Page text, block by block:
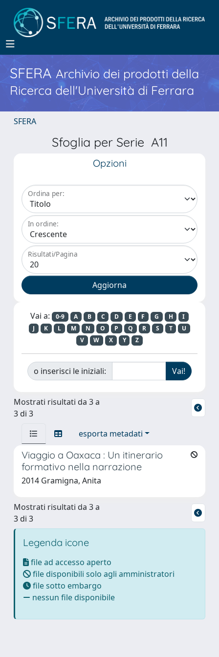
SFERA Archivio dei prodotti della
Ricerca dell'Università di Ferrara
SFERA
Sfoglia per Serie A11
Opzioni
Ordina per:
In ordine:
Risultati/Pagina
Vai a: 0-9 A B C D E F G H
I
J
K L M N O P Q R S T
U
V
W X Y Z
o inserisci le iniziali:
Mostrati risultati da 3 a
3 di 3
esporta metadati
Viaggio a Oaxaca : Un itinerario
formativo nella narrazione
2014 Gramigna, Anita
Mostrati risultati da 3 a
3 di 3
Legenda icone
file ad accesso aperto
file disponibili solo agli amministratori
file sotto embargo
nessun file disponibile